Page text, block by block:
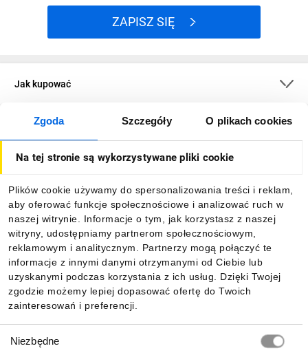
Zgoda Szczegóły O plikach cookies
Na tej stronie są wykorzystywane pliki cookie
Plików cookie używamy do spersonalizowania treści i reklam,
aby oferować funkcje społecznościowe i analizować ruch w
naszej witrynie. Informacje o tym, jak korzystasz z naszej
witryny, udostępniamy partnerom społecznościowym,
reklamowym i analitycznym. Partnerzy mogą połączyć te
informacje z innymi danymi otrzymanymi od Ciebie lub
uzyskanymi podczas korzystania z ich usług. Dzięki Twojej
zgodzie możemy lepiej dopasować ofertę do Twoich
zainteresowań i preferencji.
zgody
Niezbędne
ZAPISZ SIĘ
Jak kupować
O firmie
Informacje
Pobierz naszą aplikację mobilną: